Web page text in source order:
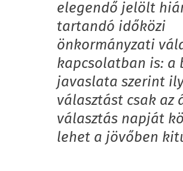
elegendő jelölt
tartandó időközi
önkormányzati
kapcsolatban is: a
javaslata szerint
választást csak az
választás napját
lehet a jövőben